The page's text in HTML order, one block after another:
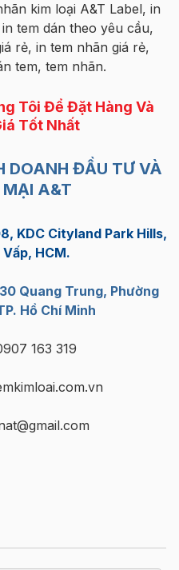
kim loại A&T Label, in
tem dán theo yêu cầu,
rẻ, in tem nhãn giá rẻ,
tem, tem nhãn.
Tôi Để Đặt Hàng Và
Tốt Nhất
DOANH ĐẦU TƯ VÀ
MẠI A&T
KDC Cityland Park Hills,
HCM.
Quang Trung, Phường
Hồ Chí Minh
163 319